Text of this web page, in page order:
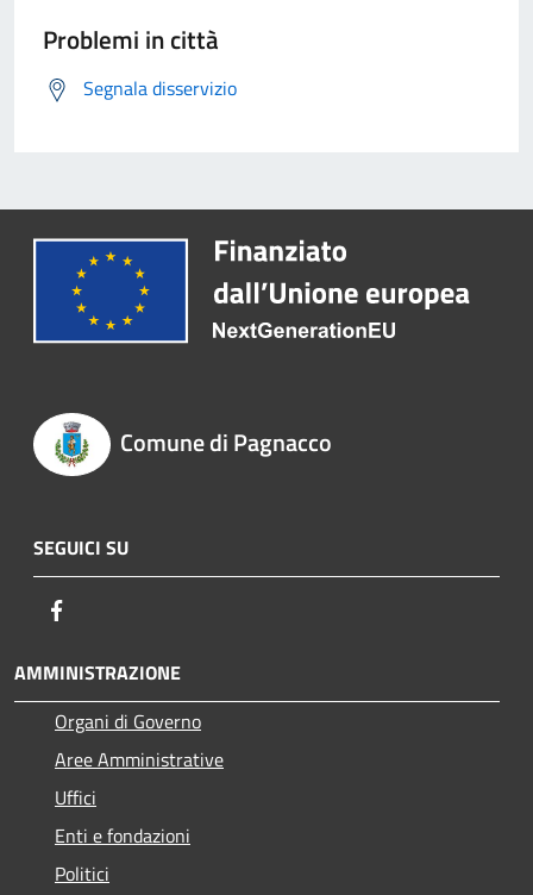
Problemi in città
Segnala disservizio
Comune di Pagnacco
SEGUICI SU
AMMINISTRAZIONE
Organi di Governo
Aree Amministrative
Uffici
Enti e fondazioni
Politici